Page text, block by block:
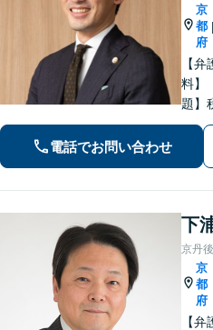
京
都
府
|
【
料】
題】
どと
ま
【
電話でお問い合わせ
下
京丹
京
都
府
【